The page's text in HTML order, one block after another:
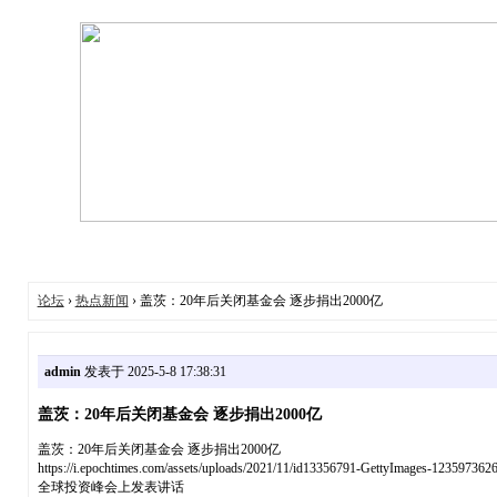
论坛› 热点新闻 › 盖茨：20年后关闭基金会 逐步捐出2000亿
admin发表于 2025-5-8 17:38:31
盖茨：20年后关闭基金会 逐步捐出2000亿
盖茨：20年后关闭基金会 逐步捐出2000亿
https://i.epochtimes.com/assets/uploads/2021/11/id13356791-GettyImages-
全球投资峰会上发表讲话